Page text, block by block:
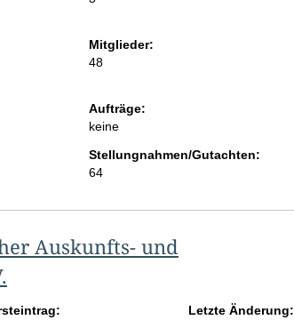
t
Mitglieder:
48
Aufträge:
keine
Stellungnahmen/Gutachten:
64
Auskunfts- und
Letzte Änderung: